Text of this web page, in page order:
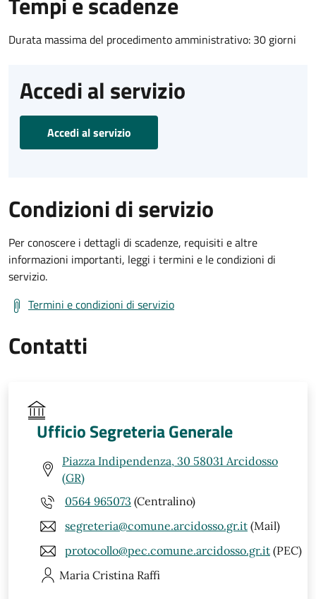
Durata massima del procedimento amministrativo: 30 giorni
Accedi al servizio
Accedi al servizio
Condizioni di servizio
Per conoscere i dettagli di scadenze, requisiti e altre
informazioni importanti, leggi i termini e le condizioni di
servizio.
Termini e condizioni di servizio
Contatti
Ufficio Segreteria Generale
Piazza Indipendenza, 30 58031 Arcidosso
(GR)
0564 965073 (Centralino)
segreteria@comune.arcidosso.gr.it (Mail)
protocollo@pec.comune.arcidosso.gr.it (PEC)
Maria Cristina Raffi